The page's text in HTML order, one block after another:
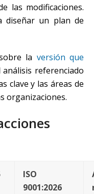
las modificaciones.
diseñar un plan de
la versión que
análisis referenciado
clave y las áreas de
organizaciones.
ISO
9001:2026